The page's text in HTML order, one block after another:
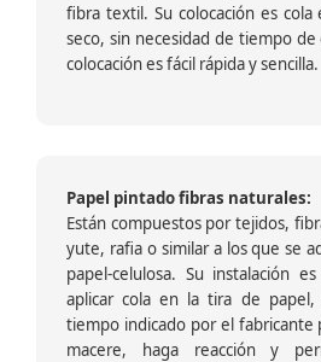
fibra textil. Su colocación es
seco, sin necesidad de tiempo
colocación es fácil rápida y sencilla.
Papel pintado fibras naturales:
Están compuestos por tejidos,
yute, rafia o similar a los que se
papel-celulosa. Su instalación
aplicar cola en la tira de
tiempo indicado por el fabricante
macere, haga reacción y